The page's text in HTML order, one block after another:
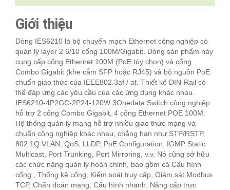
Giới thiệu
Dòng IES6210 là bộ chuyển mạch Ethernet công nghiệp có
quản lý layer 2 6/10 cổng 100M/Gigabit. Dòng sản phẩm này
cung cấp cổng Ethernet 100M (PoE tùy chọn) và cổng
Combo Gigabit (khe cắm SFP hoặc RJ45) và bộ nguồn PoE
chuẩn giao thức của IEEE802.3af / at. Thiết kế DIN-Rail có
thể đáp ứng các yêu cầu của các ứng dụng khác nhau.
IES6210-4P2GC-2P24-120W 3Onedata Switch công nghiệp
hỗ trợ 2 cổng Combo Gigabit, 4 cổng Ethernet POE 100M.
Hệ thống quản lý mạng hỗ trợ nhiều giao thức mạng và
chuẩn công nghiệp khác nhau, chẳng hạn như STP/RSTP,
802.1Q VLAN, QoS, LLDP, PoE Configuration, IGMP Static
Multicast, Port Trunking, Port Mirroring, v.v. Nó cũng sở hữu
các chức năng quản lý hoàn chỉnh, bao gồm cả Cấu hình
cổng , Thống kê cổng, Kiểm soát truy cập, Giám sát Modbus
TCP, Chẩn đoán mạng, Cấu hình nhanh, Nâng cấp trực